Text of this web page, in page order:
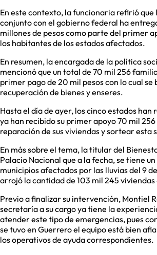
En este contexto, la funcionaria refirió que
conjunto con el gobierno federal ha
millones de pesos como parte del primer
los habitantes de los estados afectados.
En resumen, la encargada de la política
mencionó que un total de 70 mil 256
primer pago de 20 mil pesos con lo cual se
recuperación de bienes y enseres.
Hasta el día de ayer, los cinco estados han
ya han recibido su primer apoyo 70 mil
reparación de sus viviendas y sortear esta
En más sobre el tema, la titular del
Palacio Nacional que a la fecha, se tiene un
municipios afectados por las lluvias del 9
arrojó la cantidad de 103 mil 245
Previo a finalizar su intervención, Montiel
secretaría a su cargo ya tiene la
atender este tipo de emergencias, pues
se tuvo en Guerrero el equipo está bien
los operativos de ayuda correspondientes.